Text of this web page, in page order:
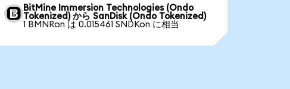
BitMine Immersion Technologies (Ondo
Tokenized) から SanDisk (Ondo Tokenized)
1 BMNRon は 0.015461 SNDKon に相当